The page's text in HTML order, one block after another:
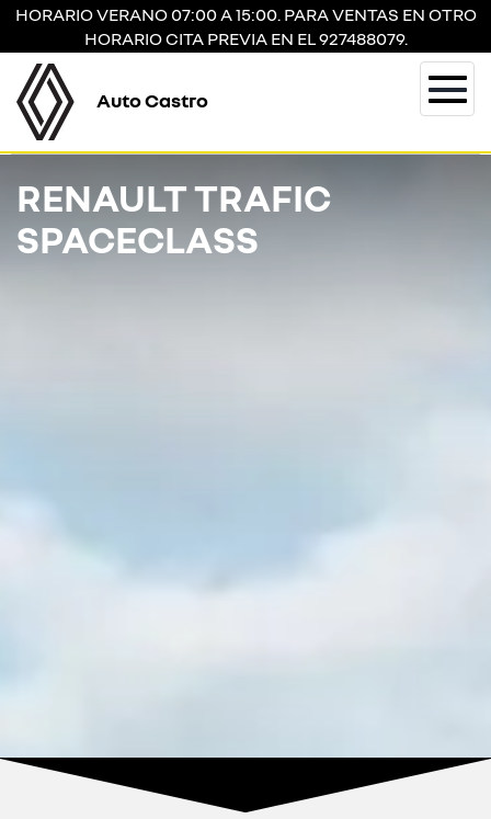
HORARIO VERANO 07:00 A 15:00. PARA VENTAS EN OTRO
HORARIO CITA PREVIA EN EL 927488079.
Auto Castro
RENAULT TRAFIC
SPACECLASS